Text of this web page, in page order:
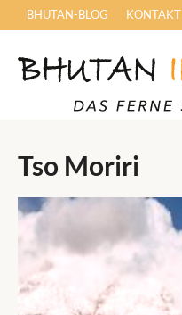
BHUTAN-BLOG KONTAKT
Tso Moriri